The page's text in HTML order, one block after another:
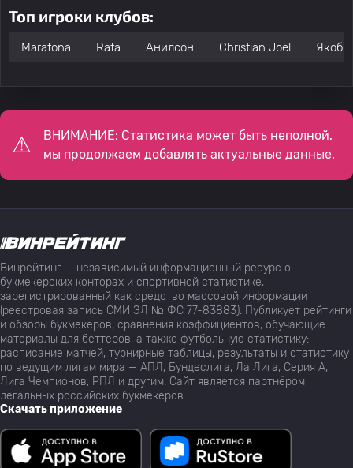
Топ игроки клубов:
Marafona Rafa Анилсон Christian Joel Якоб
ВНИМАНИЕ: Статистика может быть неполной,
мы продолжаем добавлять актуальные данные.
Винрейтинг — независимый информационный ресурс о
букмекерских конторах и спортивной статистике,
зарегистрированный как средство массовой информации
(реестровая запись СМИ ЭЛ № ФС 77-83883). Публикует рейтинги
и обзоры букмекеров, сравнения коэффициентов, обучающие
материалы для беттеров, а также футбольную статистику:
расписание матчей, турнирные таблицы, результаты и статистику
по ведущим лигам мира — АПЛ, Бундеслига, Ла Лига, Серия А,
Лига Чемпионов, РПЛ и другим. Сайт является партнёром
легальных российских букмекеров.
Скачать приложение